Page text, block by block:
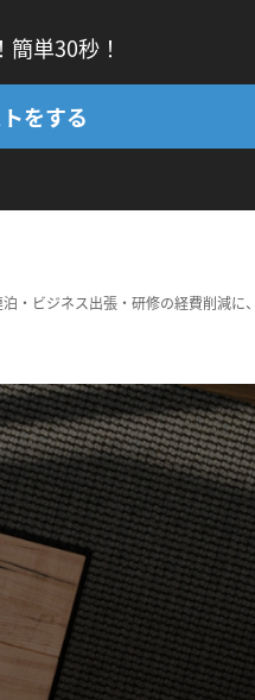
単30秒！
をする
・ビジネス出張・研修の経費削減に